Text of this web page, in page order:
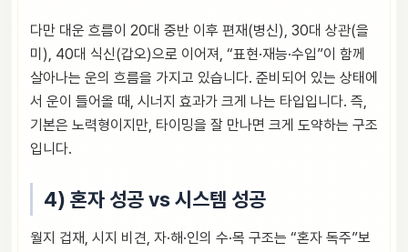
다만 대운 흐름이 20대 중반 이후 편재(병신), 30대 상관(을
미), 40대 식신(갑오)으로 이어져, “표현·재능·수입”이 함께
살아나는 운의 흐름을 가지고 있습니다. 준비되어 있는 상태에
서 운이 들어올 때, 시너지 효과가 크게 나는 타입입니다. 즉,
기본은 노력형이지만, 타이밍을 잘 만나면 크게 도약하는 구조
입니다.
4) 혼자 성공 vs 시스템 성공
월지 겁재, 시지 비견, 자·해·인의 수·목 구조는 “혼자 독주”보